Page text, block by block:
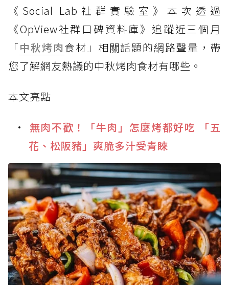
《Social Lab社群實驗室》本次透過
《OpView社群口碑資料庫》追蹤近三個月
「中秋烤肉食材」相關話題的網路聲量，帶
您了解網友熱議的中秋烤肉食材有哪些。
本文亮點
無肉不歡！「牛肉」怎麼烤都好吃 「五
花、松阪豬」爽脆多汁受青睞